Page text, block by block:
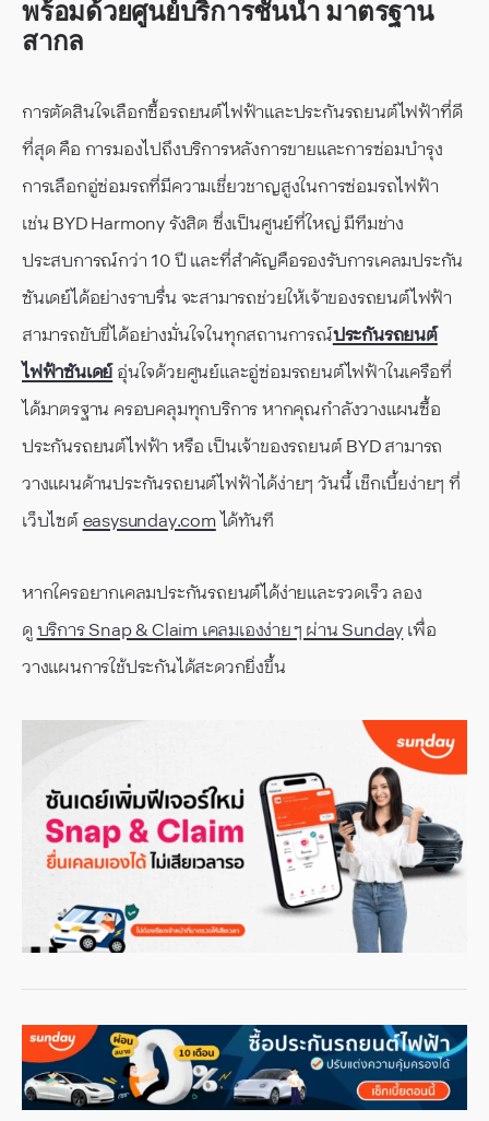
พร้อมด้วยศูนย์บริการชั้นนำ มาตรฐาน
สากล
การตัดสินใจเลือกซื้อรถยนต์ไฟฟ้าและประกันรถยนต์ไฟฟ้าที่ดี
ที่สุด คือ การมองไปถึงบริการหลังการขายและการซ่อมบำรุง
การเลือกอู่ซ่อมรถที่มีความเชี่ยวชาญสูงในการซ่อมรถไฟฟ้า
เช่น BYD Harmony รังสิต ซึ่งเป็นศูนย์ที่ใหญ่ มีทีมช่าง
ประสบการณ์กว่า 10 ปี และที่สำคัญคือรองรับการเคลมประกัน
ซันเดย์ได้อย่างราบรื่น จะสามารถช่วยให้เจ้าของรถยนต์ไฟฟ้า
สามารถขับขี่ได้อย่างมั่นใจในทุกสถานการณ์ประกันรถยนต์
ไฟฟ้าซันเดย์อุ่นใจด้วยศูนย์และอู่ซ่อมรถยนต์ไฟฟ้าในเครือที่
ได้มาตรฐาน ครอบคลุมทุกบริการ หากคุณกำลังวางแผนซื้อ
ประกันรถยนต์ไฟฟ้า หรือ เป็นเจ้าของรถยนต์ BYD สามารถ
วางแผนด้านประกันรถยนต์ไฟฟ้าได้ง่ายๆ วันนี้ เช็กเบี้ยง่ายๆ ที่
เว็บไซต์easysunday.comได้ทันที
หากใครอยากเคลมประกันรถยนต์ได้ง่ายและรวดเร็ว ลอง
ดูบริการ Snap & Claim เคลมเองง่าย ๆ ผ่าน Sunday เพื่อ
วางแผนการใช้ประกันได้สะดวกยิ่งขึ้น